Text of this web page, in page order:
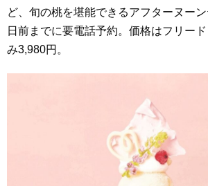
ど、旬の桃を堪能できるアフターヌー
日前までに要電話予約。価格はフリー
み3,980円。